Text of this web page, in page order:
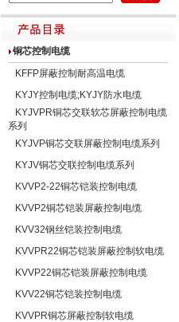
铜芯控制电缆
KFFP屏蔽控制耐高温电缆
KYJY控制电缆;KYJY防水电缆
KYJVPR铜芯交联软芯屏蔽控制电缆
系列
KYJVP铜芯交联屏蔽控制电缆系列
KYJV铜芯交联控制电缆系列
KVVP2-22铜芯铠装控制电缆
KVVP2铜芯铠装屏蔽控制电缆
KVV32钢丝铠装控制电缆
KVVPR22铜芯铠装屏蔽控制软电缆
KVVP22铜芯铠装屏蔽控制电缆
KVV22铜芯铠装控制电缆
KVVPR铜芯屏蔽控制软电缆